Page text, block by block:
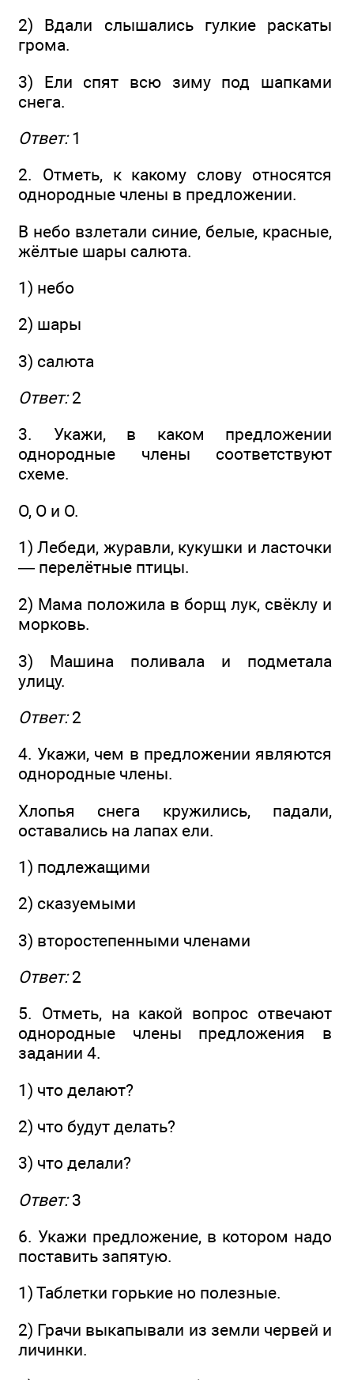
2) Вдали слышались гулкие раскаты
грома.
3) Ели спят всю зиму под шапками
снега.
Ответ:1
2. Отметь, к какому слову относятся
однородные члены в предложении.
В небо взлетали синие, белые, красные,
жёлтые шары салюта.
1) небо
2) шары
3) салюта
Ответ:2
3. Укажи, в каком предложении
однородные члены соответствуют
схеме.
О, О и О.
1) Лебеди, журавли, кукушки и ласточки
— перелётные птицы.
2) Мама положила в борщ лук, свёклу и
морковь.
3) Машина поливала и подметала
улицу.
Ответ:2
4. Укажи, чем в предложении являются
однородные члены.
Хлопья снега кружились, падали,
оставались на лапах ели.
1) подлежащими
2) сказуемыми
3) второстепенными членами
Ответ:2
5. Отметь, на какой вопрос отвечают
однородные члены предложения в
задании 4.
1) что делают?
2) что будут делать?
3) что делали?
Ответ:3
6. Укажи предложение, в котором надо
поставить запятую.
1) Таблетки горькие но полезные.
2) Грачи выкапывали из земли червей и
личинки.